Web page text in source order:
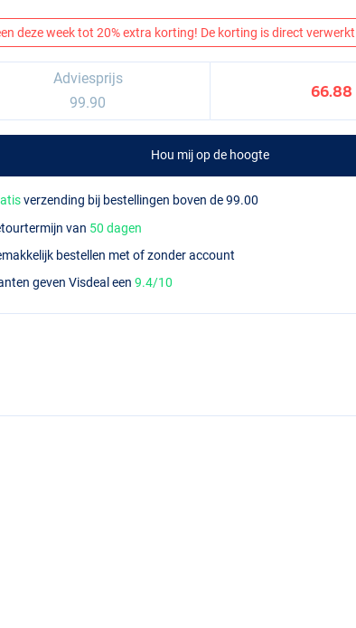
deze week tot 20% extra korting! De korting is direct
Adviesprijs
99.90
66.88
Hou mij op de hoogte
verzending bij bestellingen boven de 99.00
van 50 dagen
bestellen met of zonder account
geven Visdeal een9.4/10